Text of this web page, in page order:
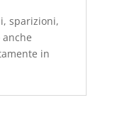
sparizioni,
in